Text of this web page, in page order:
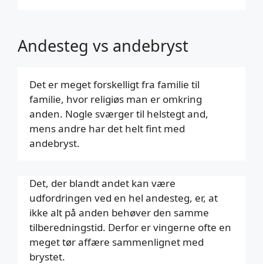
Andesteg vs andebryst
Det er meget forskelligt fra familie til
familie, hvor religiøs man er omkring
anden. Nogle sværger til helstegt and,
mens andre har det helt fint med
andebryst.
Det, der blandt andet kan være
udfordringen ved en hel andesteg, er, at
ikke alt på anden behøver den samme
tilberedningstid. Derfor er vingerne ofte en
meget tør affære sammenlignet med
brystet.